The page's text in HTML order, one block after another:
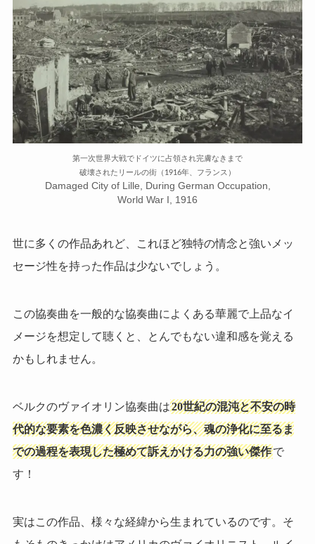
第一次世界大戦でドイツに占領され完膚なきまで
破壊されたリールの街（1916年、フランス）
Damaged City of Lille, During German Occupation,
World War I, 1916
世に多くの作品あれど、これほど独特の情念と強いメッ
セージ性を持った作品は少ないでしょう。
この協奏曲を一般的な協奏曲によくある華麗で上品なイ
メージを想定して聴くと、とんでもない違和感を覚える
かもしれません。
ベルクのヴァイオリン協奏曲は20世紀の混沌と不安の時
代的な要素を色濃く反映させながら、魂の浄化に至るま
での過程を表現した極めて訴えかける力の強い傑作で
す！
実はこの作品、様々な経緯から生まれているのです。そ